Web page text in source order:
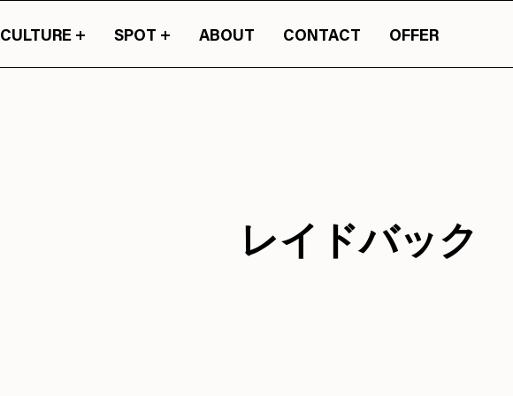
CULTURE SPOT ABOUT CONTACT OFFER
山梨の情報の旬が詰まったカルチャーマガジン『JASSY』のオンライン版です。 山梨の
レイドバック